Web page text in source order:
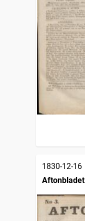
1830-12-16
Aftonbladet